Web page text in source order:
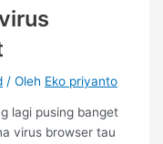
/ Oleh Eko priyanto
lagi pusing banget
virus browser tau